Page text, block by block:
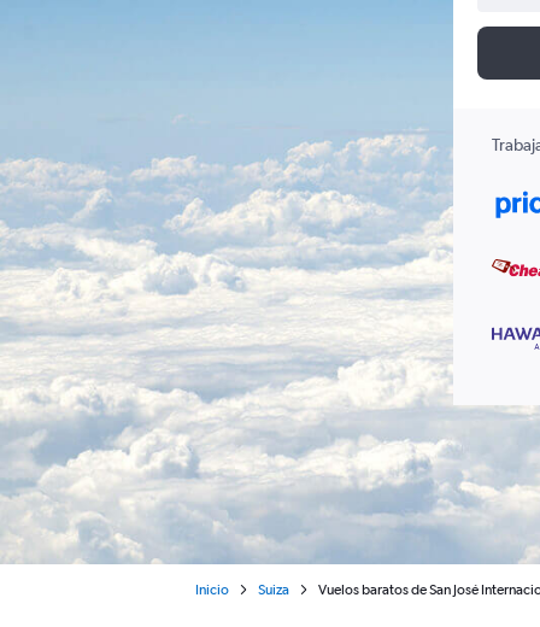
Inicio Suiza Vuelos baratos de San José